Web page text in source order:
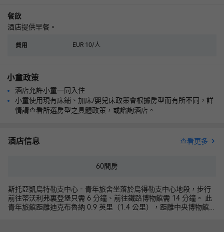
餐飲
酒店提供早餐。
費用 EUR 10/人
小童政策
酒店允許小童一同入住
小童使用現有床鋪、加床/嬰兒床政策會根據房型而有所不同，詳
情請查看所選房型之具體政策，或諮詢酒店。
酒店信息 查看更多
60間房
斯托亞凱烏特勒支中心 - 青年旅舍坐落於烏得勒支中心地段，步行
前往蒂沃利弗裏登堡只需 6 分鐘、前往鐵路博物館需 14 分鐘。 此
青年旅館距離迪克布魯納 0.9 英里（1.4 公里），距離中央博物館